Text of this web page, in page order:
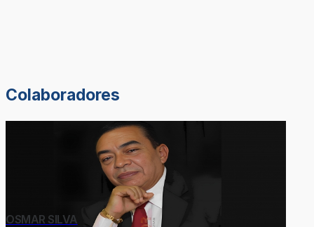
Colaboradores
OSMAR SILVA